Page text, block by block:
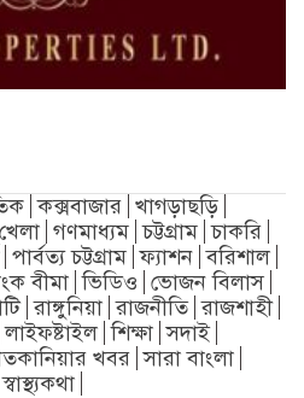
কক্সবাজার খাগড়াছড়ি
খেলা গণমাধ্যম চট্টগ্রাম চাকরি
পার্বত্য চট্টগ্রাম ফ্যাশন বরিশাল
বীমা ভিডিও ভোজন বিলাস
রাঙ্গুনিয়া রাজনীতি রাজশাহী
লাইফষ্টাইল শিক্ষা সদাই
খবর সারা বাংলা
স্বাস্থ্যকথা